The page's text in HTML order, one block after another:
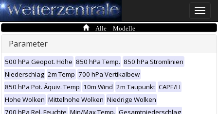
Toggle
Alle Modelle
Parameter
500 hPa Geopot. Höhe 850 hPa Temp. 850 hPa Stromlinien
Niederschlag 2m Temp 700 hPa Vertikalbew
850 hPa Pot. Äquiv. Temp 10m Wind 2m Taupunkt CAPE/LI
Hohe Wolken Mittelhohe Wolken Niedrige Wolken
700 hPa Rel. Feuchte Min/Max Temp. Gesamtniederschlag